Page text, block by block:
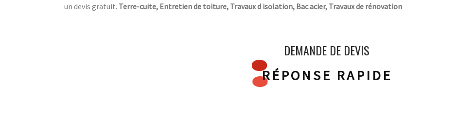
un devis gratuit. Terre-cuite, Entretien de toiture, Travaux d isolation, Bac acier, Travaux de rénovation
DEMANDE DE DEVIS
RÉPONSE RAPIDE